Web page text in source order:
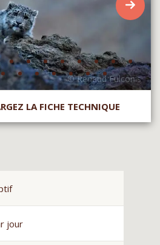
LA FICHE TECHNIQUE
jour